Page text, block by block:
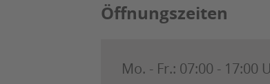
Öffnungszeiten
Mo. - Fr.: 07:00 - 17:00